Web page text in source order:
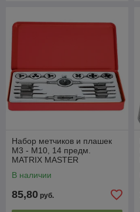
Набор метчиков и плашек
М3 - М10, 14 предм.
MATRIX MASTER
В наличии
85,80 руб.